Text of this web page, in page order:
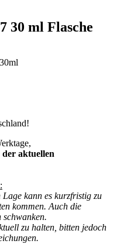
30 ml Flasche
aktuellen
kann es kurzfristig zu
kommen. Auch die
schwanken.
zu halten, bitten jedoch